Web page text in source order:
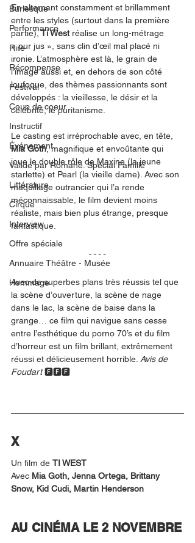
Burlesque
Performance
Rire
Récompense
Festival
Coup de coeur
Instructif
Événement
Validé par Romane. Spécial Famille
Littérature
Cirque
Interview
Offre spéciale
Annuaire Théâtre - Musée
Hommage
En alternant constamment et brillamment
entre les styles (surtout dans la première
partie), Ti West réalise un long-métrage
« pur jus », sans clin d’œil mal placé ni
ironie. L’atmosphère est là, le grain de
l’image aussi et, en dehors de son côté
loufoque, des thèmes passionnants sont
développés : la vieillesse, le désir et la
célébrité, le puritanisme.
Le casting est irréprochable avec, en tête,
Mia Goth, magnifique et envoûtante qui
joue le double rôle de Maxine (la jeune
starlette) et Pearl (la vieille dame). Avec son
maquillage outrancier qui l’a rende
méconnaissable, le film devient moins
réaliste, mais bien plus étrange, presque
fantastique.
Avec de superbes plans très réussis tel que
la scène d’ouverture, la scène de nage
dans le lac, la scène de baise dans la
grange… ce film qui navigue sans cesse
entre l’esthétique du porno 70’s et du film
d’horreur est un film brillant, extrêmement
réussi et délicieusement horrible. Avis de
Foudart 🅵🅵🅵
X
Un film de TI WEST
Avec Mia Goth, Jenna Ortega, Brittany
Snow, Kid Cudi, Martin Henderson
AU CINÉMA LE 2 NOVEMBRE